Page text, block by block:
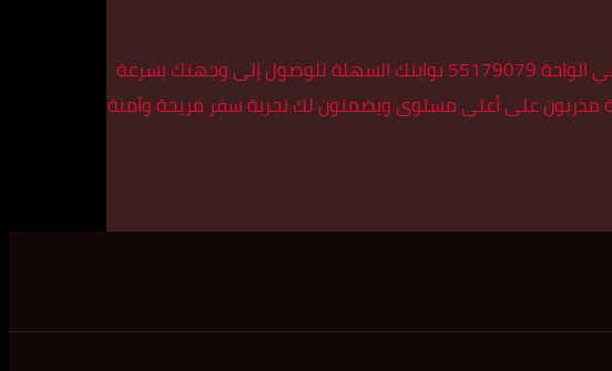
إذا كنت تبحث عن تاكسي في منطقة الواحة، فإن تاكسي الأسطورة هو الخيار الأمثل لك. يعد رقم تاكسي الأسطورة في الواحة 55179079 بوابتك السهلة للوصول إلى وجهتك بسرعة
مدربون على أعلى مستوى ويضمنون لك تجربة سفر مريحة وآمنة